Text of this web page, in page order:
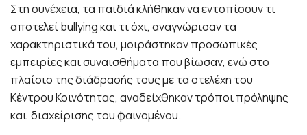
Στη συνέχεια, τα παιδιά κλήθηκαν να εντοπίσουν τι
αποτελεί bullying και τι όχι, αναγνώρισαν τα
χαρακτηριστικά του, μοιράστηκαν προσωπικές
εμπειρίες και συναισθήματα που βίωσαν, ενώ στο
πλαίσιο της διάδρασής τους με τα στελέχη του
Κέντρου Κοινότητας, αναδείχθηκαν τρόποι πρόληψης
και διαχείρισης του φαινομένου.